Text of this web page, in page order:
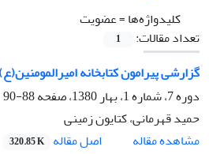
کلیدواژه‌ها =عضویت
تعداد مقالات:
1
گزارشی پیرامون کتابخانه
دوره 7، شماره 1، بهار 1380، صفحه
88-90
حمید قهرمانی، کتایون زمینی
مشاهده مقاله
اصل مقاله 320.85 K